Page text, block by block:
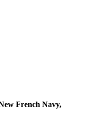
French Navy,